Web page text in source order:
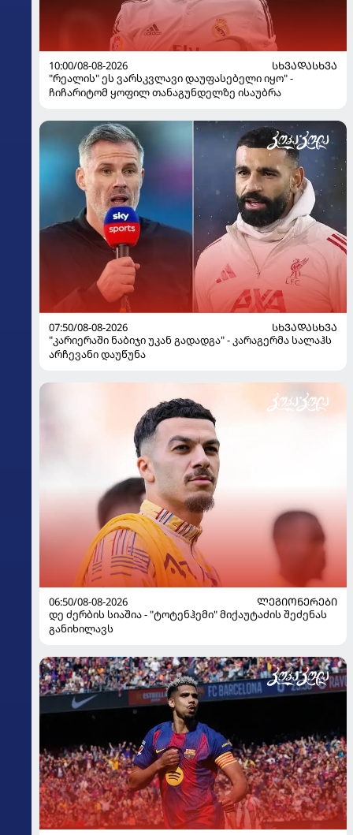
10:00/08-08-2026
ᲡᲮᲕᲐᲓᲐᲡᲮᲕᲐ
"რეალის" ეს ვარსკვლავი დაუფასებელი იყო" -
ჩიჩარიტომ ყოფილ თანაგუნდელზე ისაუბრა
07:50/08-08-2026
ᲡᲮᲕᲐᲓᲐᲡᲮᲕᲐ
"კარიერაში ნაბიჯი უკან გადადგა" - კარაგერმა სალაჰს
არჩევანი დაუწუნა
06:50/08-08-2026
ᲚᲔᲒᲘᲝᲜᲔᲠᲔᲑᲘ
დე ძერბის სიაშია - "ტოტენჰემი" მიქაუტაძის შეძენას
განიხილავს